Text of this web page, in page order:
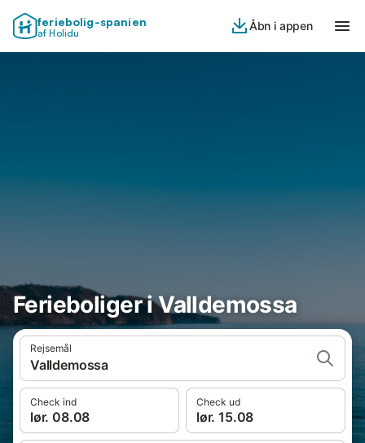
feriebolig-spanien
af Holidu
Åbn i appen
Ferieboliger i Valldemossa
Rejsemål
Valldemossa
Check ind
lør. 08.08
Check ud
lør. 15.08